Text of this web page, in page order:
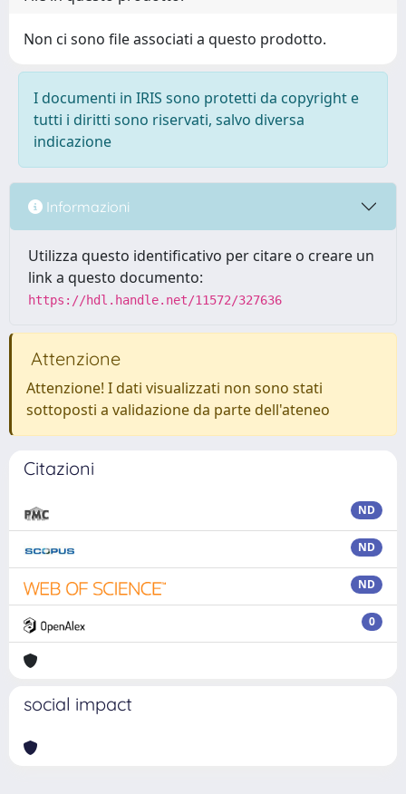
Non ci sono file associati a questo prodotto.
I documenti in IRIS sono protetti da copyright e
tutti i diritti sono riservati, salvo diversa
indicazione
Informazioni
Utilizza questo identificativo per citare o creare un
link a questo documento:
https://hdl.handle.net/11572/327636
Attenzione
Attenzione! I dati visualizzati non sono stati
sottoposti a validazione da parte dell'ateneo
Citazioni
ND
ND
ND
0
social impact